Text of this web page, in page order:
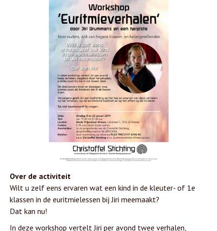
Over de activiteit
Wilt u zelf eens ervaren wat een kind in de kleuter- of 1e
klassen in de euritmielessen bij Jiri meemaakt?
Dat kan nu!
In deze workshop vertelt Jiri per avond twee verhalen,